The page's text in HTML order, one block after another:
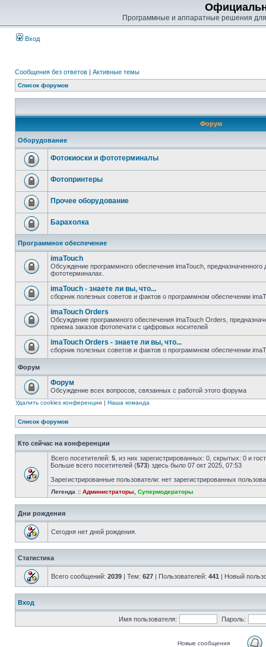
Программные и аппаратные решения
Вход
Сообщения без ответов | Активные темы
Список форумов
Форум
Оборудование
Фотокиоски и фототерминалы
Фотопринтеры
Прочее оборудование
Барахолка
Программное обеспечение
imaTouch
Обсуждение программного обеспечения imaTouch, предназначенного
фототерминалах.
imaTouch - знаете ли вы, что...
сборник полезных советов и фактов о программном обеспечении
imaTouch Orders
Обсуждение программного обеспечения imaTouch Orders,
приема заказов фотопечати с цифровых носителей
imaTouch Orders - знаете ли вы, что...
сборник полезных советов и фактов о программном обеспечении
Форум
Форум
Обсуждение всех вопросов, связанных с работой этого форума
Удалить cookies конференции | Наша команда
Список форумов
Кто сейчас на конференции
Всего посетителей: 5 , из них зарегистрированных: 0, скрытых: 0 и
Больше всего посетителей (573) здесь было 07 окт 2025, 07:53
Зарегистрированные пользователи: нет зарегистрированных
Легенда :: Администраторы Супермодераторы
Дни рождения
Сегодня нет дней рождения.
Статистика
Всего сообщений: 2039 | Тем: 627 | Пользователей: 441 | Новый
Вход
Имя пользователя: Пароль:
Новые сообщения